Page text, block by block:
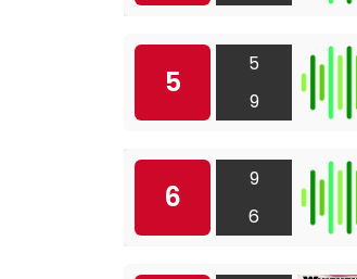
5
5
9
6
9
6